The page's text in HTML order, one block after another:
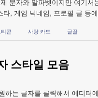
문자와 알파벳이지만 여기
, 게임 닉네임, 프로필 글
티콘 사랑 카드 글꼴
스타일 모음
는 글자를 클릭해서 에디터